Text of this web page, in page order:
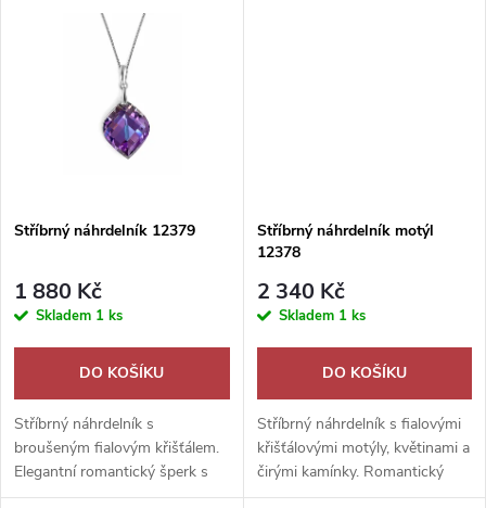
Stříbrný náhrdelník 12379
1 880 Kč
Skladem 1 ks
DO KOŠÍKU
Stříbrný náhrdelník s
broušeným fialovým křišťálem.
Elegantní romantický šperk s
nádhernými odlesky, ideální jako
Stříbrný náhrdelník motýl
12378
2 340 Kč
Skladem 1 ks
DO KOŠÍKU
Stříbrný náhrdelník s fialovými
křišťálovými motýly, květinami a
čirými kamínky. Romantický
třpytivý šperk jako krásný